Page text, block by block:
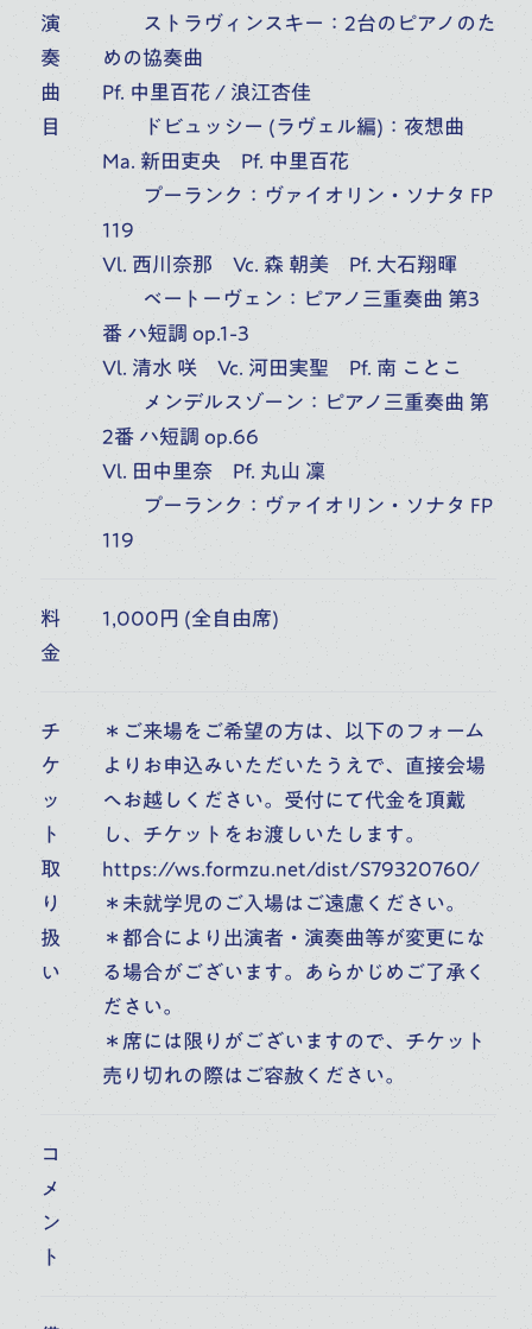
6:00
開演
オーケストラ・アカデミー
桐朋アカデミー・オーケストラ
第73回定期演奏会
富山県民会館ホール（富山）
10:00 開演
オーケストラ・アカデミー
演
奏
曲
目
ストラヴィンスキー：2台のピアノのた
めの協奏曲
Pf. 中里百花 / 浪江杏佳
ドビュッシー (ラヴェル編)：夜想曲
Ma. 新田吏央 Pf. 中里百花
プーランク：ヴァイオリン・ソナタ FP
119
Vl. 西川奈那 Vc. 森 朝美 Pf. 大石翔暉
ベートーヴェン：ピアノ三重奏曲 第3
番 ハ短調 op.1-3
Vl. 清水 咲 Vc. 河田実聖 Pf. 南 ことこ
メンデルスゾーン：ピアノ三重奏曲 第
2番 ハ短調 op.66
Vl. 田中里奈 Pf. 丸山 凜
プーランク：ヴァイオリン・ソナタ FP
119
料
金
1,000円 (全自由席)
チ
ケ
ッ
ト
取
り
扱
い
＊ご来場をご希望の方は、以下のフォーム
よりお申込みいただいたうえで、直接会場
へお越しください。受付にて代金を頂戴
し、チケットをお渡しいたします。
https://ws.formzu.net/dist/S79320760/
＊未就学児のご入場はご遠慮ください。
＊都合により出演者・演奏曲等が変更にな
る場合がございます。あらかじめご了承く
ださい。
＊席には限りがございますので、チケット
売り切れの際はご容赦ください。
コ
メ
ン
ト
桐朋学園音楽部門トップ
鑑賞する
人を知る
施設を知る
音楽部門を知る
ご寄付のお願い
お知らせ